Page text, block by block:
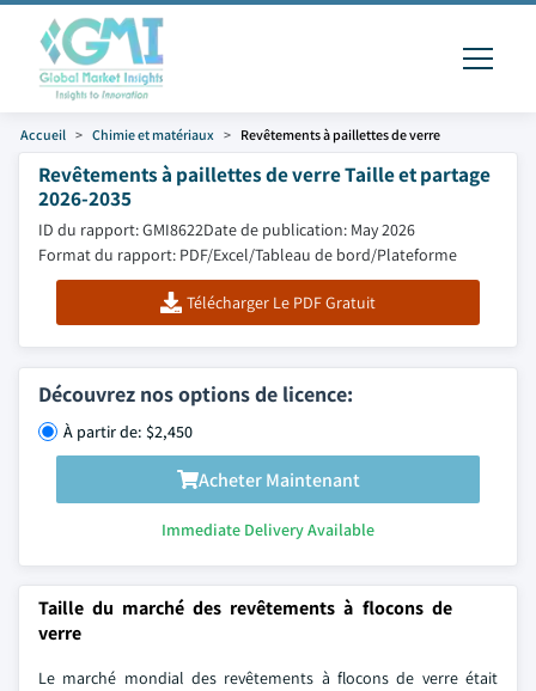
Accueil Chimie et matériaux Revêtements à paillettes de verre
Revêtements à paillettes de verre Taille et partage
2026-2035
ID du rapport: GMI8622Date de publication: May 2026
Format du rapport: PDF/Excel/Tableau de bord/Plateforme
Télécharger Le PDF Gratuit
Découvrez nos options de licence:
À partir de: $2,450
Acheter Maintenant
Immediate Delivery Available
Taille du marché des revêtements à flocons de
verre
Le marché mondial des revêtements à flocons de verre était